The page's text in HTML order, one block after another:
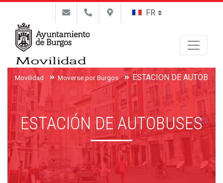
Movilidad Moverse por Burgos ESTACIÓN DE
ESTACIÓN DE AUTOBUSES